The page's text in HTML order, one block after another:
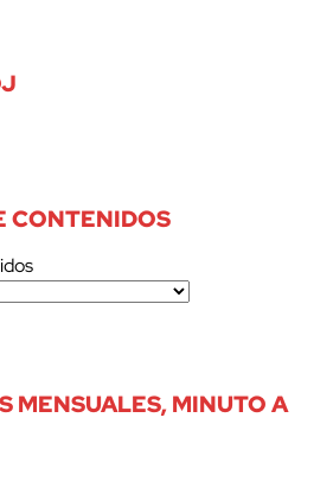
CONTENIDOS
MENSUALES, MINUTO A